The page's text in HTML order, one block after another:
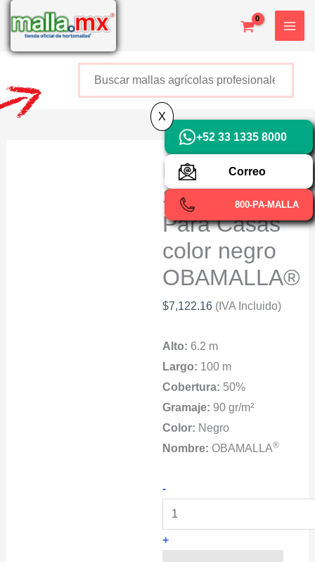
contenido
Malla
Sombra
Para Casas
color negro
OBAMALLA®
$7,122.16 (IVA Incluido)
Alto: 6.2 m
Largo: 100 m
Cobertura: 50%
Gramaje: 90 gr/m²
Color: Negro
Nombre: OBAMALLA®
-Malla
Sombra
Para
Casas
+
X
+52 800 726 2552
+52 33 1335 8000
Correo
800-PA-MALLA
X